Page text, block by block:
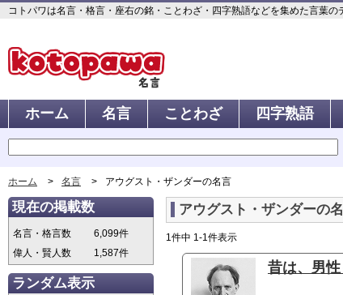
コトパワは名言・格言・座右の銘・ことわざ・四字熟語などを集めた言葉
ホーム 名言 ことわざ 四字熟語
ホーム 名言 アウグスト・ザンダーの名言
アウグスト・ザンダーの
1件中 1-1件表示
昔は、男
現在の掲載数
名言・格言数
6,099件
偉人・賢人数
1,587件
ランダム表示